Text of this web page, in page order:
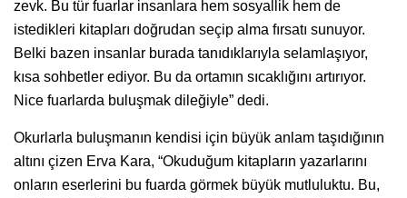
zevk. Bu tür fuarlar insanlara hem sosyallik hem de
istedikleri kitapları doğrudan seçip alma fırsatı sunuyor.
Belki bazen insanlar burada tanıdıklarıyla selamlaşıyor,
kısa sohbetler ediyor. Bu da ortamın sıcaklığını artırıyor.
Nice fuarlarda buluşmak dileğiyle” dedi.
Okurlarla buluşmanın kendisi için büyük anlam taşıdığının
altını çizen Erva Kara, “Okuduğum kitapların yazarlarını
onların eserlerini bu fuarda görmek büyük mutluluktu. Bu,